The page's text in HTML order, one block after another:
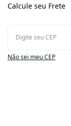
Calcule seu Frete
Não sei meu CEP